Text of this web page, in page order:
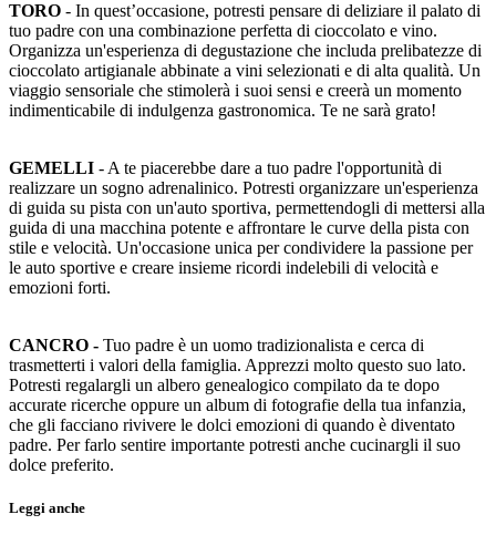
TORO - In quest’occasione, potresti pensare di deliziare il palato di
tuo padre con una combinazione perfetta di cioccolato e vino.
Organizza un'esperienza di degustazione che includa prelibatezze di
cioccolato artigianale abbinate a vini selezionati e di alta qualità. Un
viaggio sensoriale che stimolerà i suoi sensi e creerà un momento
indimenticabile di indulgenza gastronomica. Te ne sarà grato!
GEMELLI - A te piacerebbe dare a tuo padre l'opportunità di
realizzare un sogno adrenalinico. Potresti organizzare un'esperienza
di guida su pista con un'auto sportiva, permettendogli di mettersi alla
guida di una macchina potente e affrontare le curve della pista con
stile e velocità. Un'occasione unica per condividere la passione per
le auto sportive e creare insieme ricordi indelebili di velocità e
emozioni forti.
CANCRO - Tuo padre è un uomo tradizionalista e cerca di
trasmetterti i valori della famiglia. Apprezzi molto questo suo lato.
Potresti regalargli un albero genealogico compilato da te dopo
accurate ricerche oppure un album di fotografie della tua infanzia,
che gli facciano rivivere le dolci emozioni di quando è diventato
padre. Per farlo sentire importante potresti anche cucinargli il suo
dolce preferito.
Leggi anche